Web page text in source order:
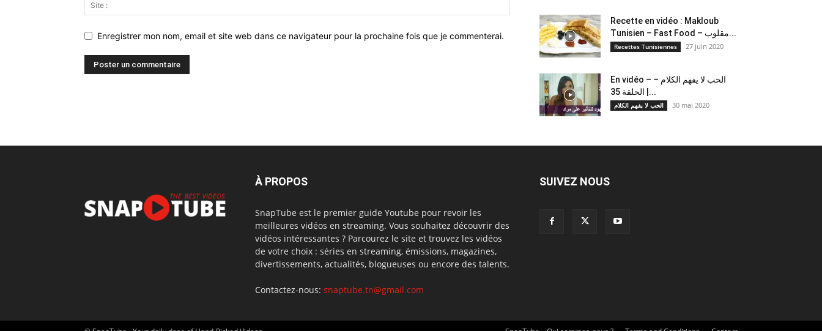
Enregistrer mon nom, email et site web dans ce navigateur pour la prochaine fois que je commenterai.
Recette en vidéo : Makloub
Tunisien – Fast Food – مقلوب...
Recettes Tunisiennes 27 juin 2020
En vidéo – الحب لا يفهم الكلام –
الحلقة 35 |...
الحب لا يفهم الكلام 30 mai 2020
À PROPOS
SnapTube est le premier guide Youtube pour revoir les
meilleures vidéos en streaming. Vous souhaitez découvrir des
vidéos intéressantes ? Parcourez le site et trouvez les vidéos
de votre choix : séries en streaming, émissions, magazines,
divertissements, actualités, blogueuses ou encore des talents.
Contactez-nous: snaptube.tn@gmail.com
SUIVEZ NOUS